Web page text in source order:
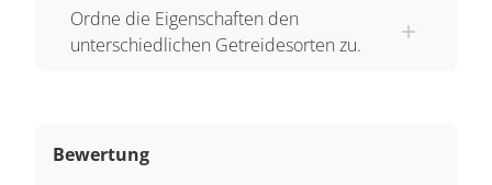
Ordne die Eigenschaften den
unterschiedlichen Getreidesorten zu.
Bewertung